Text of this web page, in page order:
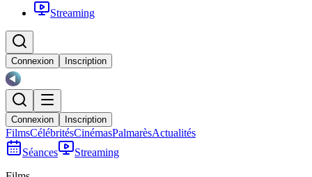
Streaming
Connexion Inscription
Connexion Inscription
FilmsCélébritésCinémasPalmarèsActualités
Séances
Streaming